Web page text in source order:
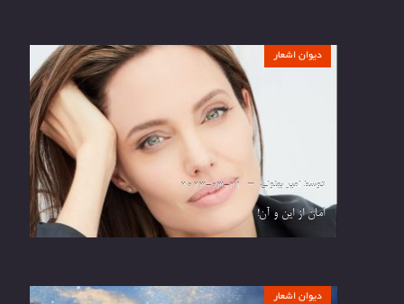
دیوان اشعار
توسط امیر بهلولی 2023-03-21
امان از این و آن!
دیوان اشعار